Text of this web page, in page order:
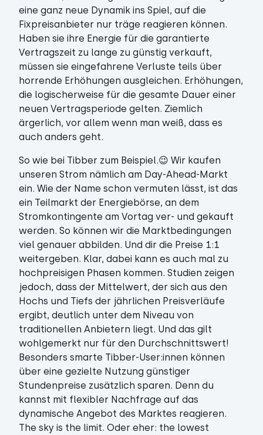
eine ganz neue Dynamik ins Spiel, auf die
Fixpreisanbieter nur träge reagieren können.
Haben sie ihre Energie für die garantierte
Vertragszeit zu lange zu günstig verkauft,
müssen sie eingefahrene Verluste teils über
horrende Erhöhungen ausgleichen. Erhöhungen,
die logischerweise für die gesamte Dauer einer
neuen Vertragsperiode gelten. Ziemlich
ärgerlich, vor allem wenn man weiß, dass es
auch anders geht.
So wie bei Tibber zum Beispiel.😉 Wir kaufen
unseren Strom nämlich am Day-Ahead-Markt
ein. Wie der Name schon vermuten lässt, ist das
ein Teilmarkt der Energiebörse, an dem
Stromkontingente am Vortag ver- und gekauft
werden. So können wir die Marktbedingungen
viel genauer abbilden. Und dir die Preise 1:1
weitergeben. Klar, dabei kann es auch mal zu
hochpreisigen Phasen kommen. Studien zeigen
jedoch, dass der Mittelwert, der sich aus den
Hochs und Tiefs der jährlichen Preisverläufe
ergibt, deutlich unter dem Niveau von
traditionellen Anbietern liegt. Und das gilt
wohlgemerkt nur für den Durchschnittswert!
Besonders smarte Tibber-User:innen können
über eine gezielte Nutzung günstiger
Stundenpreise zusätzlich sparen. Denn du
kannst mit flexibler Nachfrage auf das
dynamische Angebot des Marktes reagieren.
The sky is the limit. Oder eher: the lowest